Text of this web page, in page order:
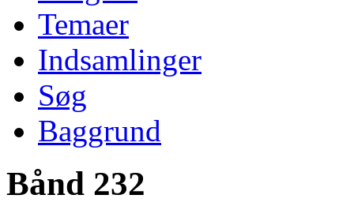
Temaer
Indsamlinger
Søg
Baggrund
Bånd 232